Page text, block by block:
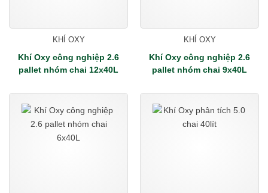
KHÍ OXY
Khí Oxy công nghiệp 2.6
pallet nhóm chai 12x40L
KHÍ OXY
Khí Oxy công nghiệp 2.6
pallet nhóm chai 9x40L